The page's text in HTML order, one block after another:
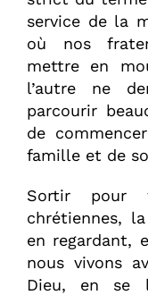
service de la
où nos
mettre en
l’autre ne
parcourir
de
famille et de
Sortir pour
chrétiennes,
en regardant,
nous vivons
Dieu, en se